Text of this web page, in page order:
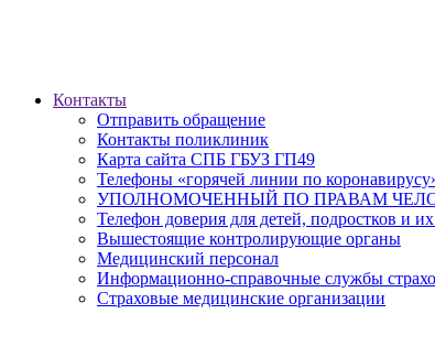
Контакты
Отправить обращение
Контакты поликлиник
Карта сайта СПБ ГБУЗ ГП49
Телефоны «горячей линии по
УПОЛНОМОЧЕННЫЙ ПО ПРАВАМ
Телефон доверия для детей, подростков и
Вышестоящие контролирующие органы
Медицинский персонал
Информационно-справочные службы
Страховые медицинские организации